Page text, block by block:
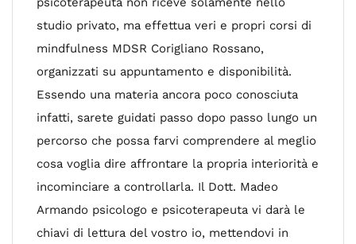
studio privato, ma effettua veri e propri corsi di
mindfulness MDSR Corigliano Rossano,
organizzati su appuntamento e disponibilità.
Essendo una materia ancora poco conosciuta
infatti, sarete guidati passo dopo passo lungo un
percorso che possa farvi comprendere al meglio
cosa voglia dire affrontare la propria interiorità e
incominciare a controllarla. Il Dott. Madeo
Armando psicologo e psicoterapeuta vi darà le
chiavi di lettura del vostro io, mettendovi in